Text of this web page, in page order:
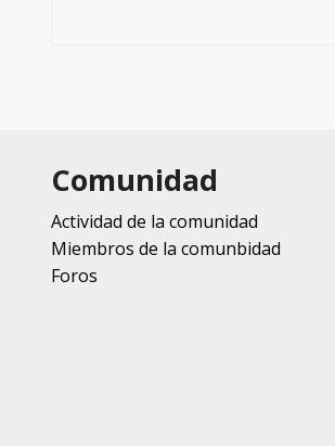
Comunidad
Actividad de la comunidad
Miembros de la comunbidad
Foros